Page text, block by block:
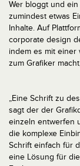
Wer bloggt und
zumindest etwas
Inhalte. Auf
corporate design
indem es mit
zum Grafiker
„Eine Schrift zu
sagt der der
einzeln entwerfen
die komplexe
Schrift einfach für
eine Lösung für